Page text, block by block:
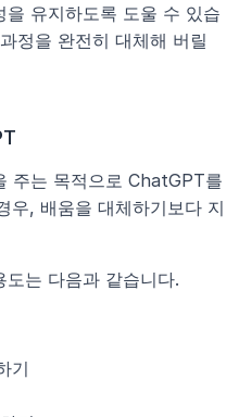
유지하도록 도울 수 있습
정을 완전히 대체해 버릴
주는 목적으로 ChatGPT를
우, 배움을 대체하기보다 지
는 다음과 같습니다.
기